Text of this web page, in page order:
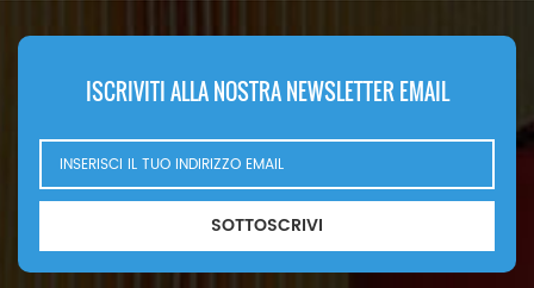
ISCRIVITI ALLA NOSTRA NEWSLETTER EMAIL
SOTTOSCRIVI